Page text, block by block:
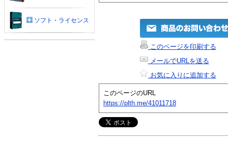
このページを印刷する
メールでURLを送る
お気に入りに追加する
このページのURL
https://plth.me/41011718
ソフト・ライセンス